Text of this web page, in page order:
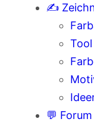
✍️
💬 Forum